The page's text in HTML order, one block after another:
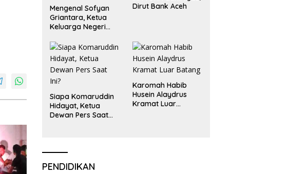
Mengenal Sofyan
Griantara, Ketua
Keluarga Negeri
Dirut Bank Aceh
Siapa Komaruddin
Hidayat, Ketua
Dewan Pers Saat
Karomah Habib
Husein Alaydrus
Kramat Luar
PENDIDIKAN